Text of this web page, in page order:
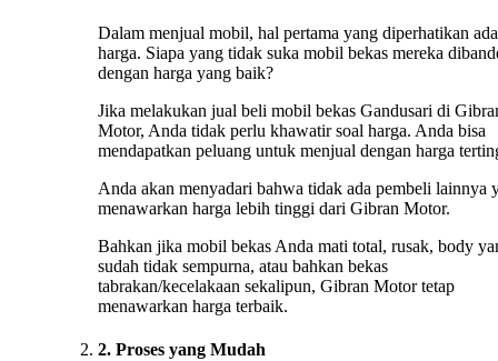
Dalam menjual mobil, hal pertama yang diperhatikan
harga. Siapa yang tidak suka mobil bekas mereka
dengan harga yang baik?
Jika melakukan jual beli mobil bekas Gandusari di
Motor, Anda tidak perlu khawatir soal harga. Anda bisa
mendapatkan peluang untuk menjual dengan harga
Anda akan menyadari bahwa tidak ada pembeli lainnya
menawarkan harga lebih tinggi dari Gibran Motor.
Bahkan jika mobil bekas Anda mati total, rusak, body
sudah tidak sempurna, atau bahkan bekas
tabrakan/kecelakaan sekalipun, Gibran Motor tetap
menawarkan harga terbaik.
2. Proses yang Mudah